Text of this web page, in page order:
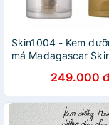
Skin1004 - Kem
má Madagascar
da dầu và da khô
249.000 đ